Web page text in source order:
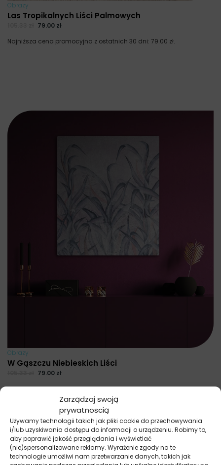
Zarządzaj swoją
prywatnoscią
Używamy technologii takich jak pliki cookie do przechowywania
i/lub uzyskiwania dostępu do informacji o urządzeniu. Robimy to,
aby poprawić jakość przeglądania i wyświetlać
(nie)spersonalizowane reklamy. Wyrażenie zgody na te
technologie umożliwi nam przetwarzanie danych, takich jak
Obrazy
Las Tropikalnych Liści Palmowych
79.00 zł
Najniższa cena promocyjna z ostatnich 30 dni: 79.00 zł.
Obrazy
W Gąszczu Niebieskich Liści
79.00 zł
Najniższa cena promocyjna z ostatnich 30 dni:79.00zł.